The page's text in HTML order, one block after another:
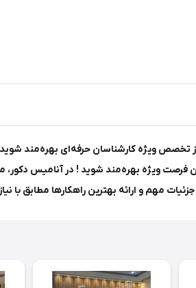
تخصص ویژه کارشناسان حرفه‌ای بهره‌مند
فرصت ویژه بهره‌مند شوید ! در آنامیس دکور،
مهم و ارائه بهترین راهکارها مطابق با